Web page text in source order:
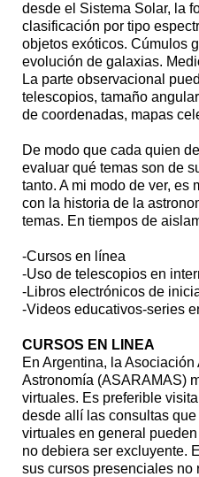
desde el Sistema Solar, la
clasificación por tipo
objetos exóticos. Cúmulos
evolución de galaxias.
La parte observacional
telescopios, tamaño
de coordenadas, mapas
De modo que cada quien
evaluar qué temas son de
tanto. A mi modo de ver, es
con la historia de la
temas. En tiempos de
-Cursos en línea
-Uso de telescopios en
-Libros electrónicos de
-Videos educativos-series
CURSOS EN LINEA
En Argentina, la
Astronomía (ASARAMAS)
virtuales. Es preferible
desde allí las consultas
virtuales en general
no debiera ser excluyente.
sus cursos presenciales no